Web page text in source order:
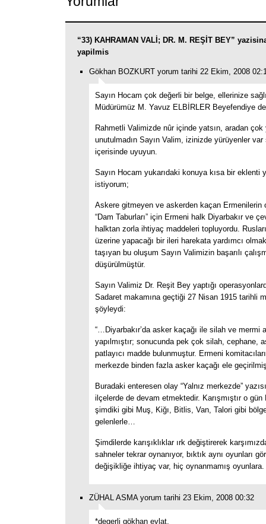
“33) KAHRAMAN VALİ; DR. M. REŞİT BEY”
yapilmis
Gökhan BOZKURT yorum tarihi 22 Ekim, 2008
Sayın Hocam çok değerli bir belge, ellerinize
Müdürümüz M. Yavuz ELBİRLER Beyefendiye
Rahmetli Valimizde nûr içinde yatsın, aradan çok
unutulmadın Sayın Valim, izinizde yürüyenler
içerisinde uyuyun.
Sayın Hocam yukarıdaki konuya kısa bir eklenti
istiyorum;
Askere gitmeyen ve askerden kaçan Ermenilerin
“Dam Taburları” için Ermeni halk Diyarbakır ve
halktan zorla ihtiyaç maddeleri topluyordu.
üzerine yapacağı bir ileri harekata yardımcı
taşıyan bu oluşum Sayın Valimizin başarılı
düşürülmüştür.
Sayın Valimiz Dr. Reşit Bey yaptığı
Sadaret makamına geçtiği 27 Nisan 1915 tarihli
şöyleydi:
“…Diyarbakır’da asker kaçağı ile silah ve mermi
yapılmıştır; sonucunda pek çok silah, cephane,
patlayıcı madde bulunmuştur. Ermeni
merkezde binden fazla asker kaçağı ele
Buradaki enteresen olay “Yalnız merkezde”
ilçelerde de devam etmektedir. Karışmıştır o gün
şimdiki gibi Muş, Kiğı, Bitlis, Van, Talori gibi
gelenlerle…
Şimdilerde karışıklıklar ırk değiştirerek
sahneler tekrar oynanıyor, bıktık aynı oyunları
değişikliğe ihtiyaç var, hiç oynanmamış oyunlara.
ZÜHAL ASMA yorum tarihi 23 Ekim, 2008 00:32
*degerli gökhan evlat,